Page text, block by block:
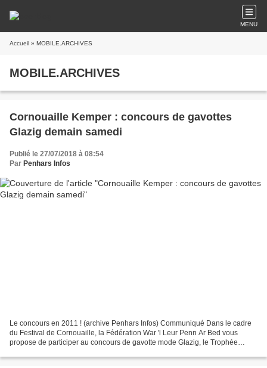
MENU
Accueil » MOBILE.ARCHIVES
MOBILE.ARCHIVES
Cornouaille Kemper : concours de gavottes
Glazig demain samedi
Publié le 27/07/2018 à 08:54
Par Penhars Infos
Le concours en 2011 ! (archive Penhars Infos) Communiqué Dans le cadre
du Festival de Cornouaille, la Fédération War 'l Leur Penn Ar Bed vous
propose de participer au concours de gavotte mode Glazig, le Trophée